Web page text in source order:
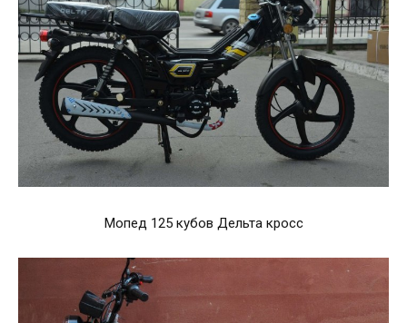
Мопед 125 кубов Дельта кросс